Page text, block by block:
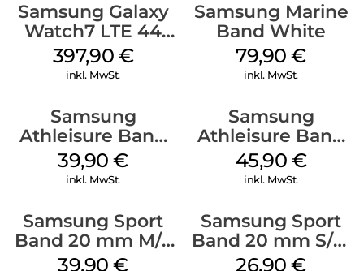
Samsung Galaxy
Watch7 LTE 44
mm Green
397,90 €
inkl. MwSt.
Samsung Marine
Band White
79,90€
inkl. MwSt.
Samsung
Athleisure Band
M/L Galaxy
Watch7 Silver
39,90€
inkl. MwSt.
Samsung
Athleisure Band
S/M Galaxy
Watch7 Cream
45,90 €
inkl. MwSt.
Samsung Sport
Band 20 mm M/L
Galaxy Watch4
39,90€
Samsung Sport
Band 20 mm S/M
Galaxy Watch4
26,90€